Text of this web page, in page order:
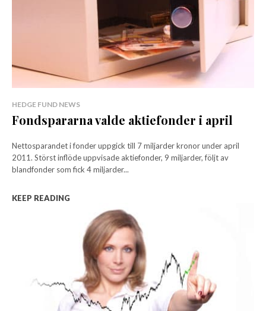
HEDGE FUND NEWS
Fondspararna valde aktiefonder i april
Nettosparandet i fonder uppgick till 7 miljarder kronor under april
2011. Störst inflöde uppvisade aktiefonder, 9 miljarder, följt av
blandfonder som fick 4 miljarder...
KEEP READING